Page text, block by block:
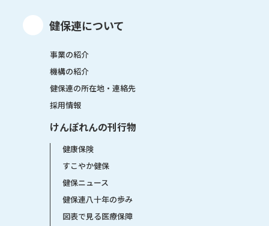
健保連について
事業の紹介
機構の紹介
健保連の所在地・連絡先
採用情報
けんぽれんの刊行物
健康保険
すこやか健保
健保ニュース
健保連八十年の歩み
図表で見る医療保障